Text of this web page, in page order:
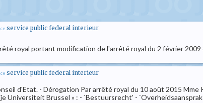
service public federal interieur
royal portant modification de l'arrêté royal du 2 février
service public federal interieur
d'Etat. - Dérogation Par arrêté royal du 10 août 2015
Universiteit Brussel » : - `Bestuursrecht' -